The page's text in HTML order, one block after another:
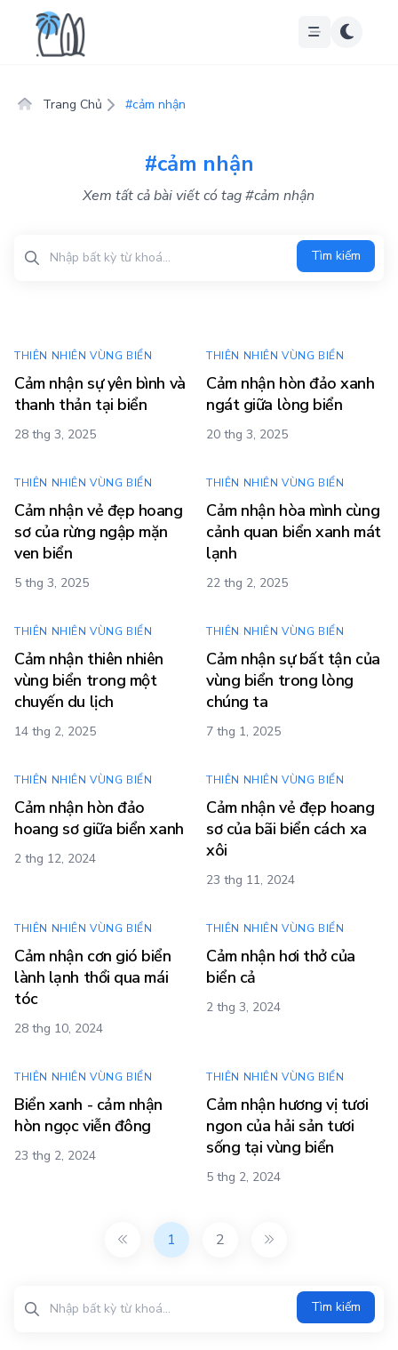
Trang Chủ #cảm nhận
#cảm nhận
Xem tất cả bài viết có tag #cảm nhận
Tìm kiếm
THIÊN NHIÊN VÙNG BIỂN
Cảm nhận sự yên bình và
thanh thản tại biển
28 thg 3, 2025
THIÊN NHIÊN VÙNG BIỂN
Cảm nhận hòn đảo xanh
ngát giữa lòng biển
20 thg 3, 2025
THIÊN NHIÊN VÙNG BIỂN
Cảm nhận vẻ đẹp hoang
sơ của rừng ngập mặn
ven biển
5 thg 3, 2025
THIÊN NHIÊN VÙNG BIỂN
Cảm nhận hòa mình cùng
cảnh quan biển xanh mát
lạnh
22 thg 2, 2025
THIÊN NHIÊN VÙNG BIỂN
Cảm nhận thiên nhiên
vùng biển trong một
chuyến du lịch
14 thg 2, 2025
THIÊN NHIÊN VÙNG BIỂN
Cảm nhận sự bất tận của
vùng biển trong lòng
chúng ta
7 thg 1, 2025
THIÊN NHIÊN VÙNG BIỂN
Cảm nhận hòn đảo
hoang sơ giữa biển xanh
2 thg 12, 2024
THIÊN NHIÊN VÙNG BIỂN
Cảm nhận vẻ đẹp hoang
sơ của bãi biển cách xa
xôi
23 thg 11, 2024
THIÊN NHIÊN VÙNG BIỂN
Cảm nhận cơn gió biển
lành lạnh thổi qua mái
tóc
28 thg 10, 2024
THIÊN NHIÊN VÙNG BIỂN
Cảm nhận hơi thở của
biển cả
2 thg 3, 2024
THIÊN NHIÊN VÙNG BIỂN
Biển xanh - cảm nhận
hòn ngọc viễn đông
23 thg 2, 2024
THIÊN NHIÊN VÙNG BIỂN
Cảm nhận hương vị tươi
ngon của hải sản tươi
sống tại vùng biển
5 thg 2, 2024
1 2
Tìm kiếm